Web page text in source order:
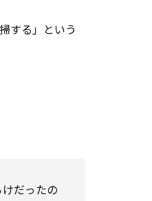
する」という
だったの